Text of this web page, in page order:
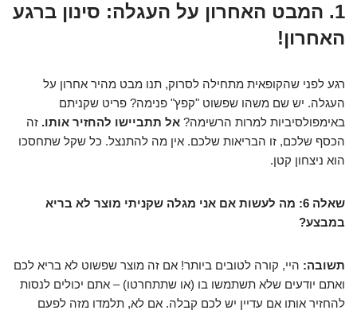
1. המבט האחרון על העגלה: סינון ברגע
האחרון!
רגע לפני שהקופאית מתחילה לסרוק, תנו מבט מהיר אחרון על
העגלה. יש שם משהו שפשוט "קפץ" פנימה? פריט שקניתם
באימפולסיביות למרות הרשימה? אל תתביישו להחזיר אותו. זה
הכסף שלכם, זו הבריאות שלכם. אין מה להתנצל. כל שקל שתחסכו
הוא ניצחון קטן.
שאלה 6: מה לעשות אם אני מגלה שקניתי מוצר לא בריא
במבצע?
תשובה: היי, קורה לטובים ביותר! אם זה מוצר שפשוט לא בריא לכם
ואתם יודעים שלא תשתמשו בו (או שתתחרטו) – אתם יכולים לנסות
להחזיר אותו אם עדיין יש לכם קבלה. אם לא, תלמדו מזה לפעם